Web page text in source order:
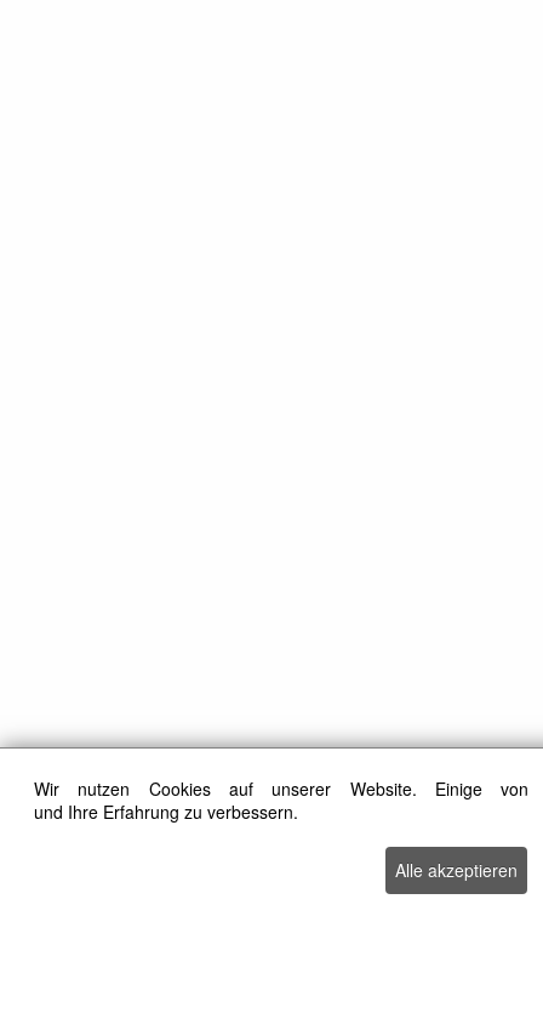
Wir nutzen Cookies auf unserer Website. Einige
und Ihre Erfahrung zu verbessern.
Alle akzeptieren